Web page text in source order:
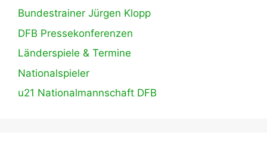
Bundestrainer Jürgen Klopp
DFB Pressekonferenzen
Länderspiele & Termine
Nationalspieler
u21 Nationalmannschaft DFB